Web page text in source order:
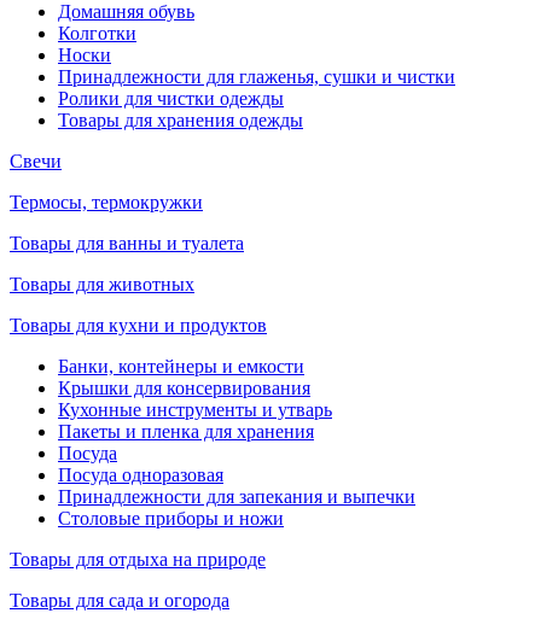
Домашняя обувь
Колготки
Носки
Принадлежности для глаженья, сушки и чистки
Ролики для чистки одежды
Товары для хранения одежды
Свечи
Термосы, термокружки
Товары для ванны и туалета
Товары для животных
Товары для кухни и продуктов
Банки, контейнеры и емкости
Крышки для консервирования
Кухонные инструменты и утварь
Пакеты и пленка для хранения
Посуда
Посуда одноразовая
Принадлежности для запекания и выпечки
Столовые приборы и ножи
Товары для отдыха на природе
Товары для сада и огорода